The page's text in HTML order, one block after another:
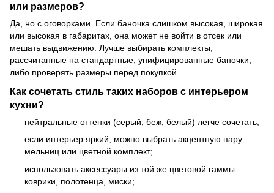
или размеров?
Да, но с оговорками. Если баночка слишком высокая, широкая
или высокая в габаритах, она может не войти в отсек или
мешать выдвижению. Лучше выбирать комплекты,
рассчитанные на стандартные, унифицированные баночки,
либо проверять размеры перед покупкой.
Как сочетать стиль таких наборов с интерьером
кухни?
нейтральные оттенки (серый, беж, белый) легче сочетать;
если интерьер яркий, можно выбрать акцентную пару
мельниц или цветной комплект;
использовать аксессуары из той же цветовой гаммы:
коврики, полотенца, миски;